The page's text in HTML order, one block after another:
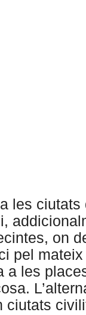
les ciutats
on
pel
a les
ciutats